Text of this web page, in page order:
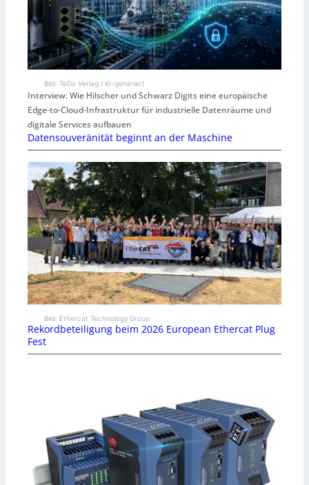
Bild: TeDo Verlag / KI-generiert
Interview: Wie Hilscher und Schwarz Digits eine europäische
Edge-to-Cloud-Infrastruktur für industrielle Datenräume und
digitale Services aufbauen
Datensouveränität beginnt an der Maschine
Bild: Ethercat Technology Group
Rekordbeteiligung beim 2026 European Ethercat Plug
Fest